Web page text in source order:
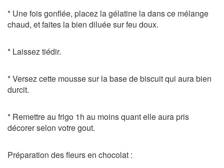
* Une fois gonflée, placez la gélatine la dans ce mélange
chaud, et faites la bien diluée sur feu doux.
* Laissez tiédir.
* Versez cette mousse sur la base de biscuit qui aura bien
durcit.
* Remettre au frigo 1h au moins quant elle aura pris
décorer selon votre gout.
Préparation des fleurs en chocolat :